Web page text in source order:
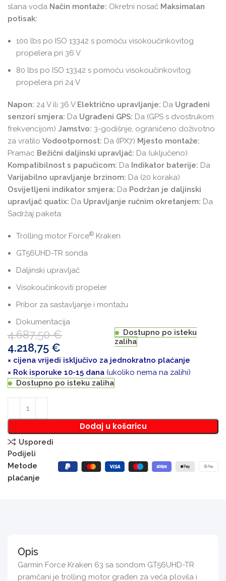
slana voda Način montaže: Okretni nosač Maksimalan
potisak:
100 lbs po ISO 13342 s pomoću visokoučinkovitog
propelera pri 36 V
80 lbs po ISO 13342 s pomoću visokoučinkovitog
propelera pri 24 V
Napon: 24 V ili 36 V Električno upravljanje: Da Ugrađeni
senzori smjera: Da Ugrađeni GPS: Da (GPS s dvostrukom
frekvencijom) Jamstvo: 3-godišnje, ograničeno doživotno
za vratiloVodootpornost: Da (IPX7) Mjesto montaže:
Pramac Bežični daljinski upravljač: Da (uključeno)
Kompatibilnost s papučicom: Da Indikator baterije: Da
Varijabilno upravljanje brzinom: Da (20 koraka)
Osvijetljeni indikator smjera: Da Podržan je daljinski
upravljač quatix: Da Upravljanje ručnim okretanjem: Da
Sadržaj paketa:
Trolling motor Force® Kraken
GT56UHD-TR sonda
Daljinski upravljač
Visokoučinkoviti propeler
Pribor za sastavljanje i montažu
Dokumentacija
4.687,50€
4.218,75 €
Dostupno po isteku
zaliha
× cijena vrijedi isključivo za jednokratno plaćanje
× Rok isporuke 10-15 dana (ukoliko nema na zalihi)
Dostupno po isteku zaliha
Dodaj u košaricu
Usporedi
Podijeli
Metode
plaćanje
Opis
Garmin Force Kraken 63 sa sondom GT56UHD-TR
pramčani je trolling motor građen za veća plovila i